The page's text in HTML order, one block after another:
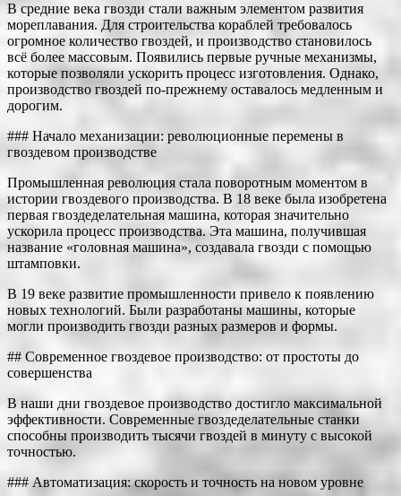
В средние века гвозди стали важным элементом развития
мореплавания. Для строительства кораблей требовалось
огромное количество гвоздей, и производство становилось
всё более массовым. Появились первые ручные механизмы,
которые позволяли ускорить процесс изготовления. Однако,
производство гвоздей по-прежнему оставалось медленным и
дорогим.
### Начало механизации: революционные перемены в
гвоздевом производстве
Промышленная революция стала поворотным моментом в
истории гвоздевого производства. В 18 веке была изобретена
первая гвоздеделательная машина, которая значительно
ускорила процесс производства. Эта машина, получившая
название «головная машина», создавала гвозди с помощью
штамповки.
В 19 веке развитие промышленности привело к появлению
новых технологий. Были разработаны машины, которые
могли производить гвозди разных размеров и формы.
## Современное гвоздевое производство: от простоты до
совершенства
В наши дни гвоздевое производство достигло максимальной
эффективности. Современные гвоздеделательные станки
способны производить тысячи гвоздей в минуту с высокой
точностью.
### Автоматизация: скорость и точность на новом уровне